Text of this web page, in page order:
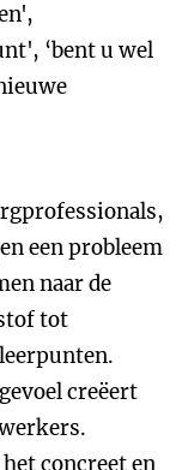
‘bent u wel
een probleem
naar de
tot
creëert
concreet en